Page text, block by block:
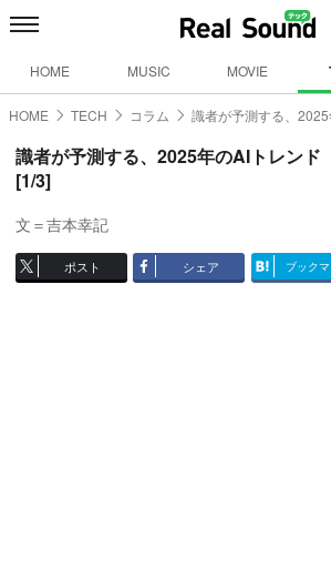
HOME MUSIC MOVIE
HOME TECH コラム 識者が予測する、
識者が予測する、2025年のAIトレン
[1/3]
文＝吉本幸記
ポスト シェア ブック